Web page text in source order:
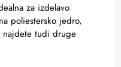
za izdelavo
poliestersko jedro,
tudi druge